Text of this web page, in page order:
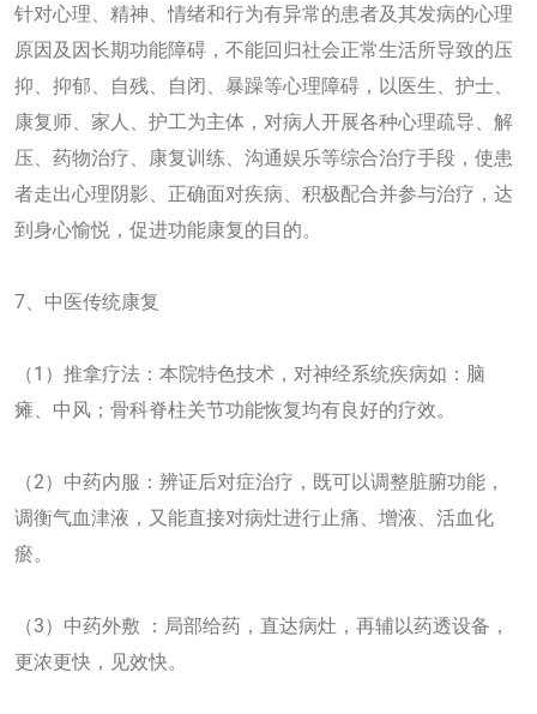
针对心理、精神、情绪和行为有异常的患者及其发病的心理
原因及因长期功能障碍，不能回归社会正常生活所导致的压
抑、抑郁、自残、自闭、暴躁等心理障碍，以医生、护士、
康复师、家人、护工为主体，对病人开展各种心理疏导、解
压、药物治疗、康复训练、沟通娱乐等综合治疗手段，使患
者走出心理阴影、正确面对疾病、积极配合并参与治疗，达
到身心愉悦，促进功能康复的目的。
7、中医传统康复
（1）推拿疗法：本院特色技术，对神经系统疾病如：脑
瘫、中风；骨科脊柱关节功能恢复均有良好的疗效。
（2）中药内服：辨证后对症治疗，既可以调整脏腑功能，
调衡气血津液，又能直接对病灶进行止痛、增液、活血化
瘀。
（3）中药外敷 ：局部给药，直达病灶，再辅以药透设备，
更浓更快，见效快。